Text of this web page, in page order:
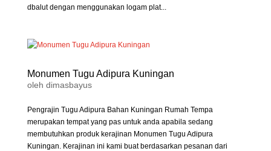
dbalut dengan menggunakan logam plat...
Monumen Tugu Adipura Kuningan
oleh dimasbayus
Pengrajin Tugu Adipura Bahan Kuningan Rumah Tempa
merupakan tempat yang pas untuk anda apabila sedang
membutuhkan produk kerajinan Monumen Tugu Adipura
Kuningan. Kerajinan ini kami buat berdasarkan pesanan dari